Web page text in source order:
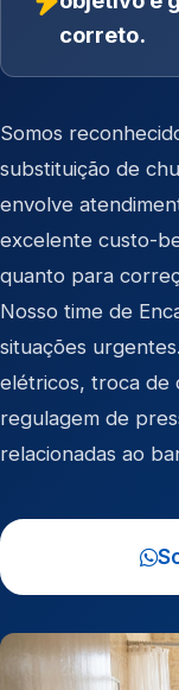
correto.
Somos
substituição de
envolve
excelente custo-
quanto para
Nosso time de
situações
elétricos, troca de
regulagem de
relacionadas ao